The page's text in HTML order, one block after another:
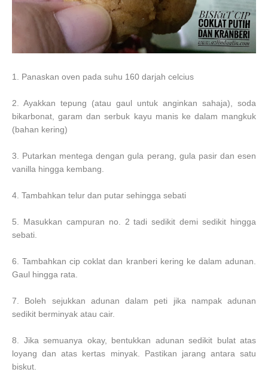
1. Panaskan oven pada suhu 160 darjah celcius
2. Ayakkan tepung (atau gaul untuk anginkan sahaja), soda
bikarbonat, garam dan serbuk kayu manis ke dalam mangkuk
(bahan kering)
3. Putarkan mentega dengan gula perang, gula pasir dan esen
vanilla hingga kembang.
4. Tambahkan telur dan putar sehingga sebati
5. Masukkan campuran no. 2 tadi sedikit demi sedikit hingga
sebati.
6. Tambahkan cip coklat dan kranberi kering ke dalam adunan.
Gaul hingga rata.
7. Boleh sejukkan adunan dalam peti jika nampak adunan
sedikit berminyak atau cair.
8. Jika semuanya okay, bentukkan adunan sedikit bulat atas
loyang dan atas kertas minyak. Pastikan jarang antara satu
biskut.